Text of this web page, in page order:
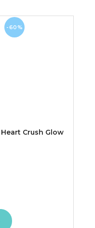
Crush Glow
-60%